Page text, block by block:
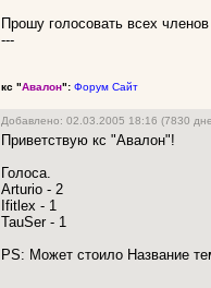
Прошу голосовать всех
---
кс "Авалон": Форум Сайт
Добавлено: 02.03.2005 18:16 (7830
Приветствую кс "Авалон"!
Голоса.
Arturio - 2
Ifitlex - 1
TauSer - 1
PS: Может стоило Название